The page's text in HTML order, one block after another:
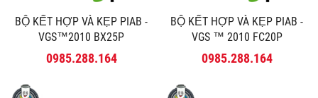
BỘ KẾT HỢP VÀ KẸP PIAB -
VGS™2010 BX25P
0985.288.164
BỘ KẾT HỢP VÀ KẸP PIAB -
VGS ™ 2010 FC20P
0985.288.164